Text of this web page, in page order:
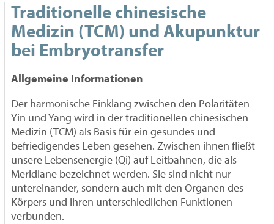
Traditionelle chinesische
Medizin (TCM) und Akupunktur
bei Embryotransfer
Allgemeine Informationen
Der harmonische Einklang zwischen den Polaritäten
Yin und Yang wird in der traditionellen chinesischen
Medizin (TCM) als Basis für ein gesundes und
befriedigendes Leben gesehen. Zwischen ihnen fließt
unsere Lebensenergie (Qi) auf Leitbahnen, die als
Meridiane bezeichnet werden. Sie sind nicht nur
untereinander, sondern auch mit den Organen des
Körpers und ihren unterschiedlichen Funktionen
verbunden.